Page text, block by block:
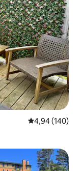
Calificación
4,94 (140)